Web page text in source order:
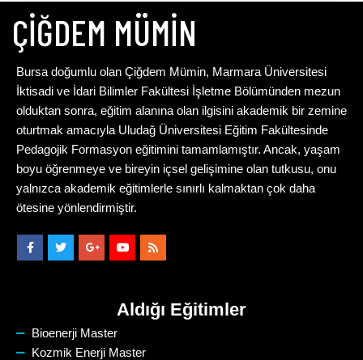
ÇIĞDEM MÜMIN
Bursa doğumlu olan Çiğdem Mümin, Marmara Üniversitesi
İktisadi ve İdari Bilimler Fakültesi İşletme Bölümünden mezun
olduktan sonra, eğitim alanına olan ilgisini akademik bir zemine
oturtmak amacıyla Uludağ Üniversitesi Eğitim Fakültesinde
Pedagojik Formasyon eğitimini tamamlamıştır. Ancak, yaşam
boyu öğrenmeye ve bireyin içsel gelişimine olan tutkusu, onu
yalnızca akademik eğitimlerle sınırlı kalmaktan çok daha
ötesine yönlendirmiştir.
Aldığı Eğitimler
Bioenerji Master
Kozmik Enerji Master